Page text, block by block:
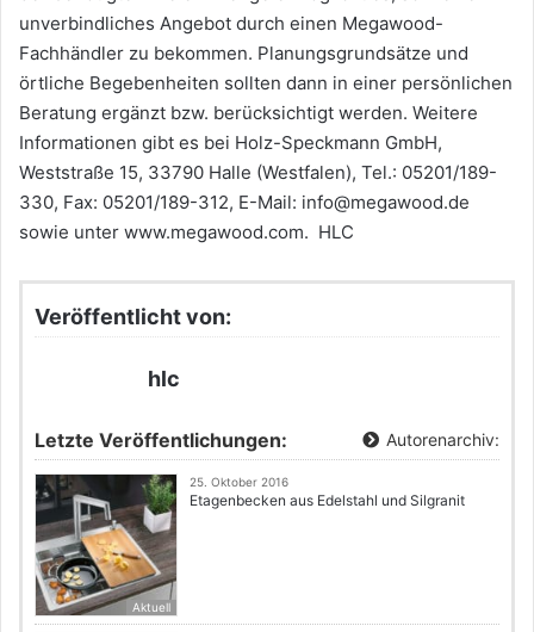
unverbindliches Angebot durch einen Megawood-
Fachhändler zu bekommen. Planungsgrundsätze und
örtliche Begebenheiten sollten dann in einer persönlichen
Beratung ergänzt bzw. berücksichtigt werden. Weitere
Informationen gibt es bei Holz-Speckmann GmbH,
Weststraße 15, 33790 Halle (Westfalen), Tel.: 05201/189-
330, Fax: 05201/189-312, E-Mail: info@megawood.de
sowie unter www.megawood.com. HLC
Veröffentlicht von:
hlc
Letzte Veröffentlichungen: Autorenarchiv:
Aktuell
25. Oktober 2016
Etagenbecken aus Edelstahl und Silgranit